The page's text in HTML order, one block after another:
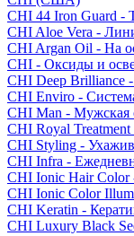
CHI 44 Iron Guard -
CHI Aloe Vera -
CHI Argan Oil - На
CHI - Оксиды и
CHI Deep Brilliance
CHI Enviro -
CHI Man - Мужская
CHI Royal
CHI Styling -
CHI Infra -
CHI Ionic Hair Color
CHI Ionic Color
CHI Keratin -
CHI Luxury Black